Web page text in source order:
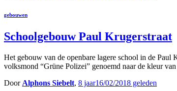
gebouwen
Schoolgebouw Paul Krugerstraat
Het gebouw van de openbare lagere school in de
volksmond “Grüne Polizei” genoemd naar de kleur
Door Alphons Siebelt, 8 jaar16/02/2018 geleden